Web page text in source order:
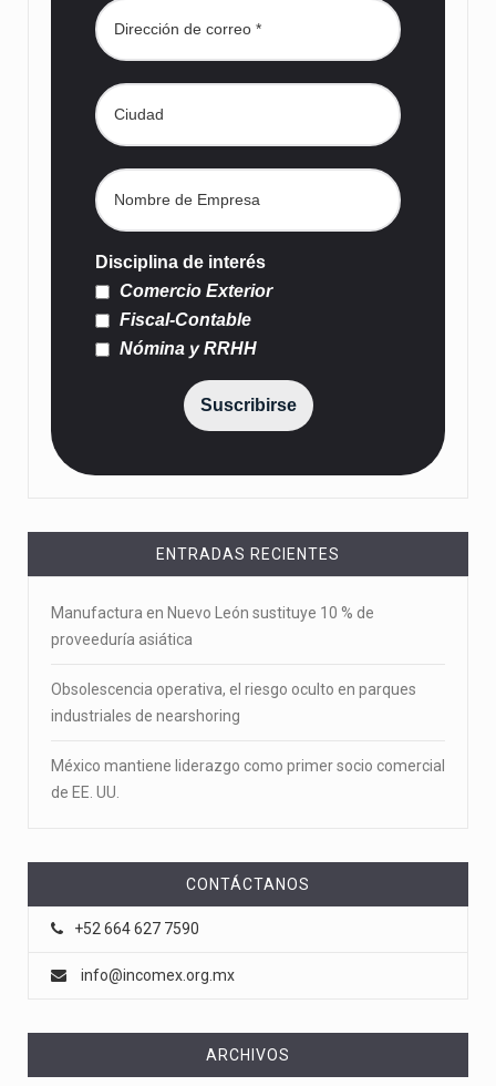
Disciplina de interés
Comercio Exterior
Fiscal-Contable
Nómina y RRHH
Suscribirse
ENTRADAS RECIENTES
Manufactura en Nuevo León sustituye 10 % de
proveeduría asiática
Obsolescencia operativa, el riesgo oculto en parques
industriales de nearshoring
México mantiene liderazgo como primer socio comercial
de EE. UU.
CONTÁCTANOS
+52 664 627 7590
info@incomex.org.mx
ARCHIVOS